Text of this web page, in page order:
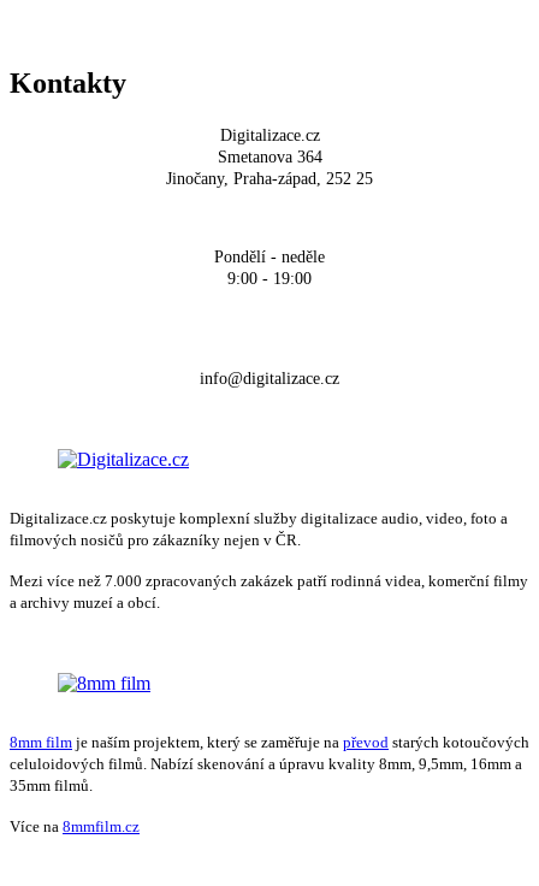
Kontakty
Digitalizace.cz
Smetanova 364
Jinočany, Praha-západ, 252 25
Pondělí - neděle
9:00 - 19:00
info@digitalizace.cz
Digitalizace.cz poskytuje komplexní služby digitalizace audio, video, foto a
filmových nosičů pro zákazníky nejen v ČR.
Mezi více než 7.000 zpracovaných zakázek patří rodinná videa, komerční filmy
a archivy muzeí a obcí.
8mm film je naším projektem, který se zaměřuje na převod starých kotoučových
celuloidových filmů. Nabízí skenování a úpravu kvality 8mm, 9,5mm, 16mm a
35mm filmů.
Více na 8mmfilm.cz